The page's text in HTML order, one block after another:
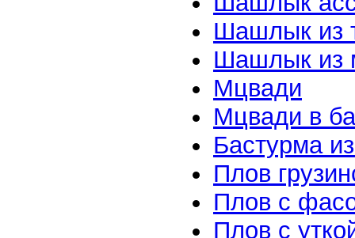
Шашлык из
Шашлык из
Мцвади
Мцвади в
Бастурма
Плов
Плов с
Плов с